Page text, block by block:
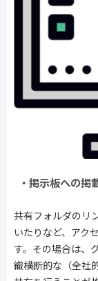
・掲示板への掲
共有フォルダのリ
いたりなど、アク
す。その場合は、
織横断的な（全社